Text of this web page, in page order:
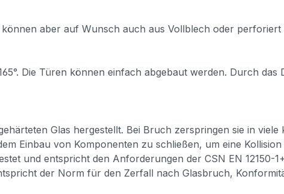
aber auf Wunsch auch aus Vollblech oder perforiert
Die Türen können einfach abgebaut werden. Durch
Glas hergestellt. Bei Bruch zerspringen sie in
Einbau von Komponenten zu schließen, um eine
und entspricht den Anforderungen der CSN EN 12150-
der Norm für den Zerfall nach Glasbruch,